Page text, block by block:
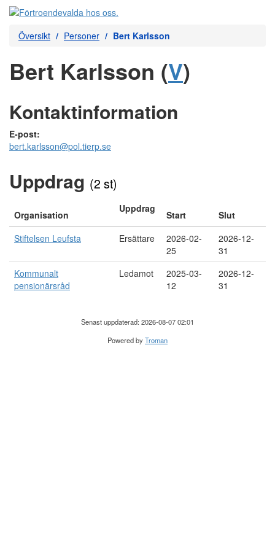
Översikt Personer Bert Karlsson
Bert Karlsson (V)
Kontaktinformation
E-post:
bert.karlsson@pol.tierp.se
Uppdrag (2 st)
Organisation
Uppdrag
Start
Slut
Stiftelsen Leufsta
Ersättare
2026-02-
25
2026-12-
31
Kommunalt
pensionärsråd
Ledamot
2025-03-
12
2026-12-
31
Senast uppdaterad: 2026-08-07 02:01
Powered byTroman